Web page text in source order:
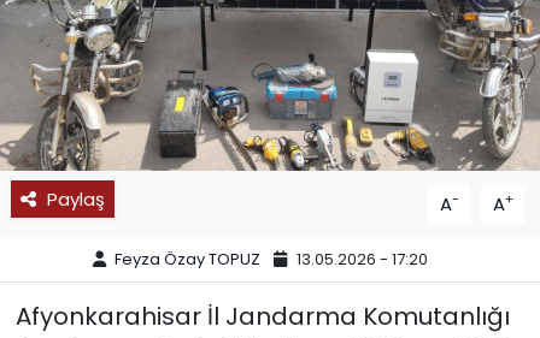
Paylaş A- A+
Feyza Özay TOPUZ 13.05.2026 - 17:20
Afyonkarahisar İl Jandarma Komutanlığı
11:11 MANŞET